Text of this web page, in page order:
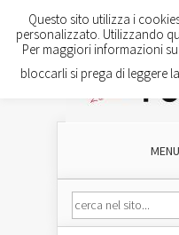
Questo sito utilizza i
personalizzato. Utilizzando
Per maggiori informazioni
bloccarli si prega di leggere la